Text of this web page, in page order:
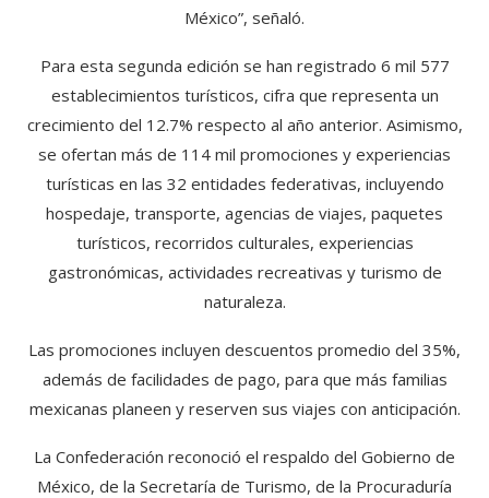
México”, señaló.
Para esta segunda edición se han registrado 6 mil 577
establecimientos turísticos, cifra que representa un
crecimiento del 12.7% respecto al año anterior. Asimismo,
se ofertan más de 114 mil promociones y experiencias
turísticas en las 32 entidades federativas, incluyendo
hospedaje, transporte, agencias de viajes, paquetes
turísticos, recorridos culturales, experiencias
gastronómicas, actividades recreativas y turismo de
naturaleza.
Las promociones incluyen descuentos promedio del 35%,
además de facilidades de pago, para que más familias
mexicanas planeen y reserven sus viajes con anticipación.
La Confederación reconoció el respaldo del Gobierno de
México, de la Secretaría de Turismo, de la Procuraduría